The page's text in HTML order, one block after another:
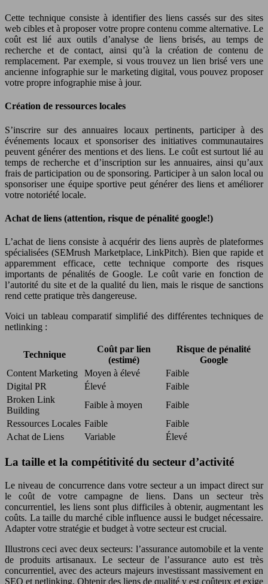
Cette technique consiste à identifier des liens cassés sur des sites
web cibles et à proposer votre propre contenu comme alternative. Le
coût est lié aux outils d’analyse de liens brisés, au temps de
recherche et de contact, ainsi qu’à la création de contenu de
remplacement. Par exemple, si vous trouvez un lien brisé vers une
ancienne infographie sur le marketing digital, vous pouvez proposer
votre propre infographie mise à jour.
Création de ressources locales
S’inscrire sur des annuaires locaux pertinents, participer à des
événements locaux et sponsoriser des initiatives communautaires
peuvent générer des mentions et des liens. Le coût est surtout lié au
temps de recherche et d’inscription sur les annuaires, ainsi qu’aux
frais de participation ou de sponsoring. Participer à un salon local ou
sponsoriser une équipe sportive peut générer des liens et améliorer
votre notoriété locale.
Achat de liens (attention, risque de pénalité google!)
L’achat de liens consiste à acquérir des liens auprès de plateformes
spécialisées (SEMrush Marketplace, LinkPitch). Bien que rapide et
apparemment efficace, cette technique comporte des risques
importants de pénalités de Google. Le coût varie en fonction de
l’autorité du site et de la qualité du lien, mais le risque de sanctions
rend cette pratique très dangereuse.
Voici un tableau comparatif simplifié des différentes techniques de
netlinking :
Technique
Coût par lien
(estimé)
Risque de pénalité
Google
Content Marketing
Moyen à élevé
Faible
Digital PR
Élevé
Faible
Broken Link
Building
Faible à moyen
Faible
Ressources Locales Faible
Faible
Achat de Liens
Variable Élevé
La taille et la compétitivité du secteur d’activité
Le niveau de concurrence dans votre secteur a un impact direct sur
le coût de votre campagne de liens. Dans un secteur très
concurrentiel, les liens sont plus difficiles à obtenir, augmentant les
coûts. La taille du marché cible influence aussi le budget nécessaire.
Adapter votre stratégie et budget à votre secteur est crucial.
Illustrons ceci avec deux secteurs: l’assurance automobile et la vente
de produits artisanaux. Le secteur de l’assurance auto est très
concurrentiel, avec des acteurs majeurs investissant massivement en
SEO et netlinking. Obtenir des liens de qualité y est coûteux et exige